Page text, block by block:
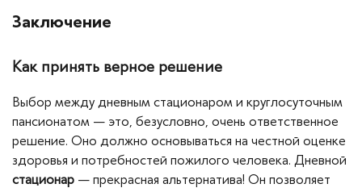
Заключение
Как принять верное решение
Выбор между дневным стационаром и круглосуточным
пансионатом — это, безусловно, очень ответственное
решение. Оно должно основываться на честной оценке
здоровья и потребностей пожилого человека. Дневной
стационар — прекрасная альтернатива! Он позволяет